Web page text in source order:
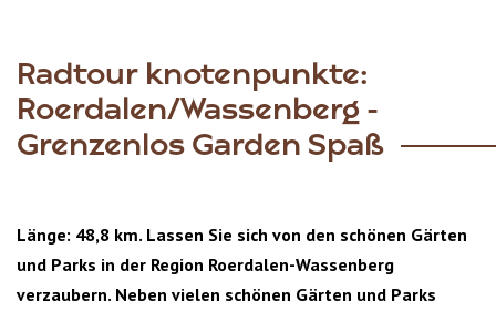
Radtour knotenpunkte:
Roerdalen/Wassenberg -
Grenzenlos Garden Spaß
Länge: 48,8 km. Lassen Sie sich von den schönen Gärten
und Parks in der Region Roerdalen-Wassenberg
verzaubern. Neben vielen schönen Gärten und Parks